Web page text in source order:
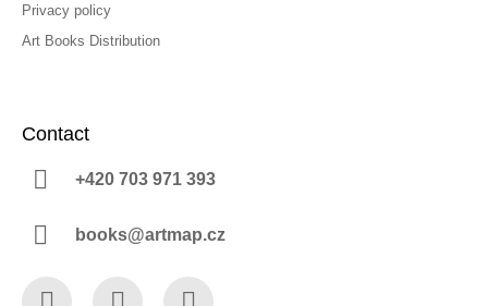
Privacy policy
Art Books Distribution
Contact
+420 703 971 393
books@artmap.cz